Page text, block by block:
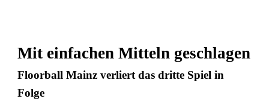
Mit einfachen Mitteln geschlagen
Floorball Mainz verliert das dritte Spiel in
Folge